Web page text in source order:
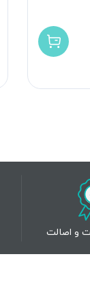
و اصالت